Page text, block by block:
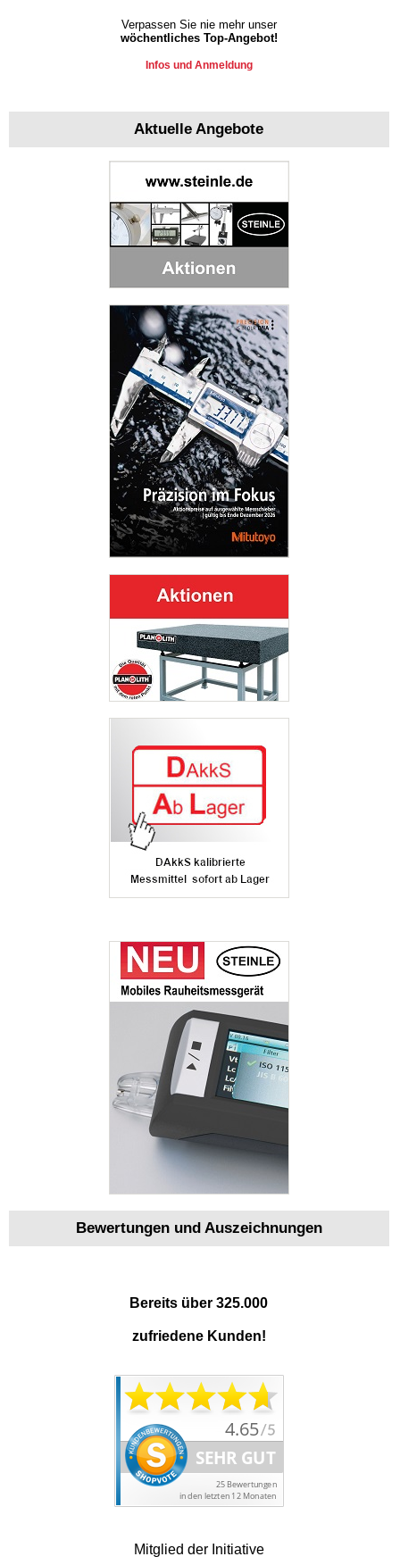
Verpassen Sie nie mehr unser
wöchentliches Top-Angebot!
Infos und Anmeldung
Aktuelle Angebote
Bewertungen und Auszeichnungen
Bereits über 325.000
zufriedene Kunden!
Mitglied der Initiative